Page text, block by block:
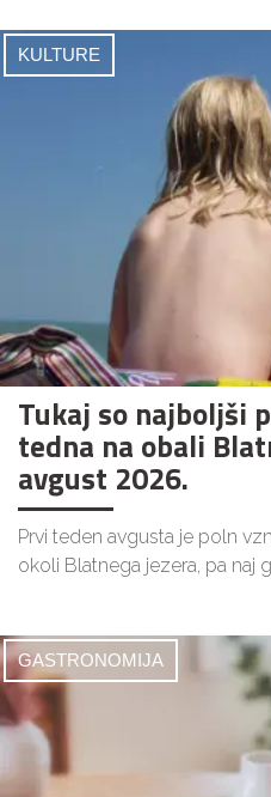
KULTURE
Tukaj so najboljši
tedna na obali
avgust 2026.
Prvi teden avgusta je poln
okoli Blatnega jezera, pa naj
GASTRONOMIJA